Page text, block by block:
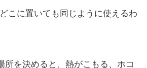
こに置いても同じように使えるわ
所を決めると、熱がこもる、ホコ